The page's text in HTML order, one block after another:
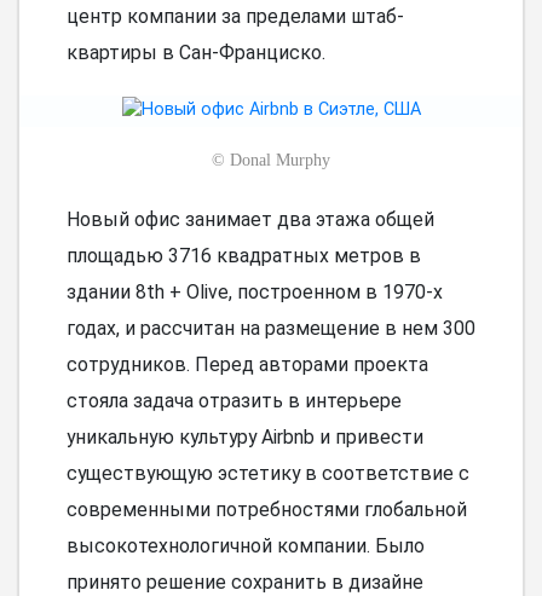
центр компании за пределами штаб-
квартиры в Сан-Франциско.
© Donal Murphy
Новый офис занимает два этажа общей
площадью 3716 квадратных метров в
здании 8th + Olive, построенном в 1970-х
годах, и рассчитан на размещение в нем 300
сотрудников. Перед авторами проекта
стояла задача отразить в интерьере
уникальную культуру Airbnb и привести
существующую эстетику в соответствие с
современными потребностями глобальной
высокотехнологичной компании. Было
принято решение сохранить в дизайне